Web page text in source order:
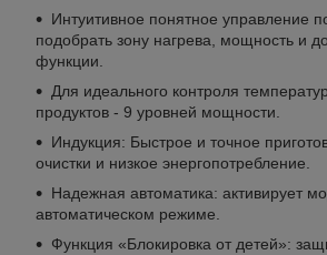
Интуитивное понятное управление
подобрать зону нагрева, мощность и
функции.
Для идеального контроля
продуктов - 9 уровней мощности.
Индукция: Быстрое и точное
очистки и низкое энергопотребление.
Надежная автоматика: активирует
автоматическом режиме.
Функция «Блокировка от детей»: